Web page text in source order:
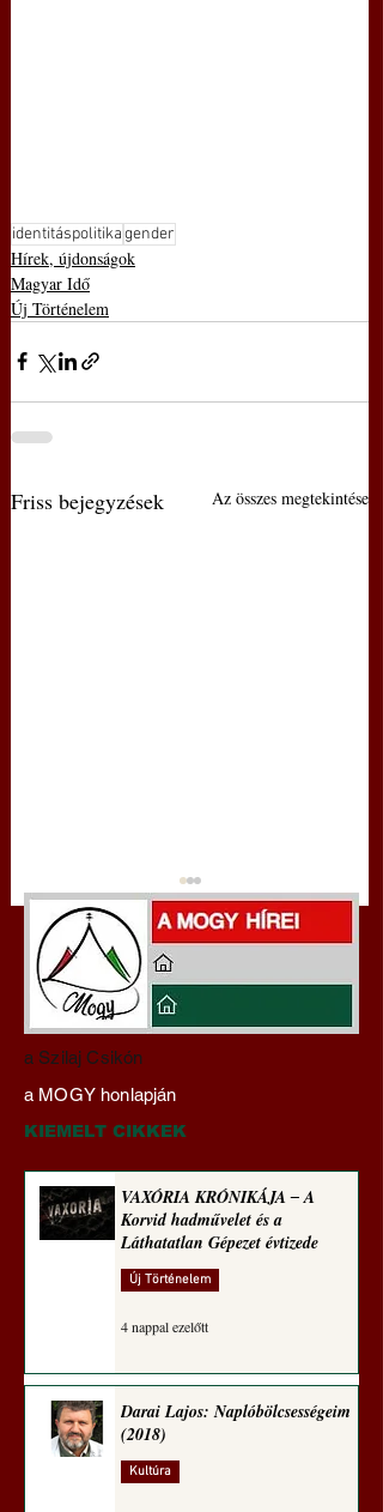
identitáspolitikagender
Hírek, újdonságok
Magyar Idő
Új Történelem
Friss bejegyzések Az összes megtekintése
A háború kisiklott, a
diplomáciának nem
maradt tere (Alastair
Crooke jegyzete)
a Szilaj Csikón
a MOGY honlapján
KIEMELT CIKKEK
VAXÓRIA KRÓNIKÁJA ‒ A
Korvid hadművelet és a
Láthatatlan Gépezet évtizede
Új Történelem
4 nappal ezelőtt
Darai Lajos: Naplóbölcsességeim
(2018)
Kultúra